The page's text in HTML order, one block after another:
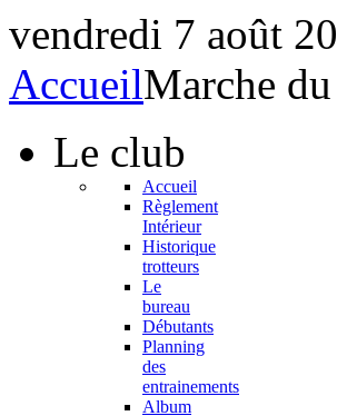
vendredi 7 août
AccueilMarche
Le club
Accueil
Règlement
Intérieur
Historique
trotteurs
Le
bureau
Débutants
Planning
des
entrainements
Album